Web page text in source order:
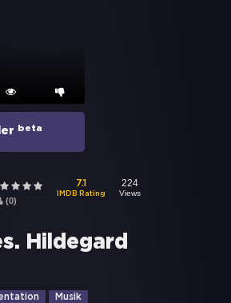
beta
(0)
7.1
IMDB Rating
224
Views
Hildegard
Musik